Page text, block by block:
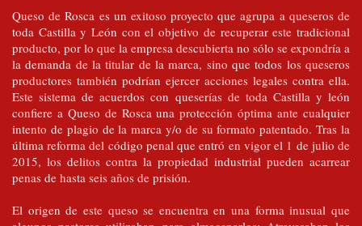
Queso de Rosca es un exitoso proyecto que agrupa a queseros de
toda Castilla y León con el objetivo de recuperar este tradicional
producto, por lo que la empresa descubierta no sólo se expondría a
la demanda de la titular de la marca, sino que todos los queseros
productores también podrían ejercer acciones legales contra ella.
Este sistema de acuerdos con queserías de toda Castilla y león
confiere a Queso de Rosca una protección óptima ante cualquier
intento de plagio de la marca y/o de su formato patentado. Tras la
última reforma del código penal que entró en vigor el 1 de julio de
2015, los delitos contra la propiedad industrial pueden acarrear
penas de hasta seis años de prisión.
El origen de este queso se encuentra en una forma inusual que